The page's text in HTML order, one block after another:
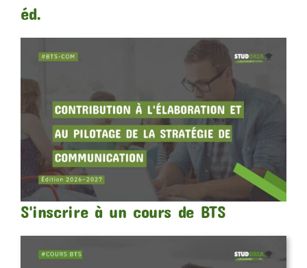
éd.
S'inscrire à un cours de BTS